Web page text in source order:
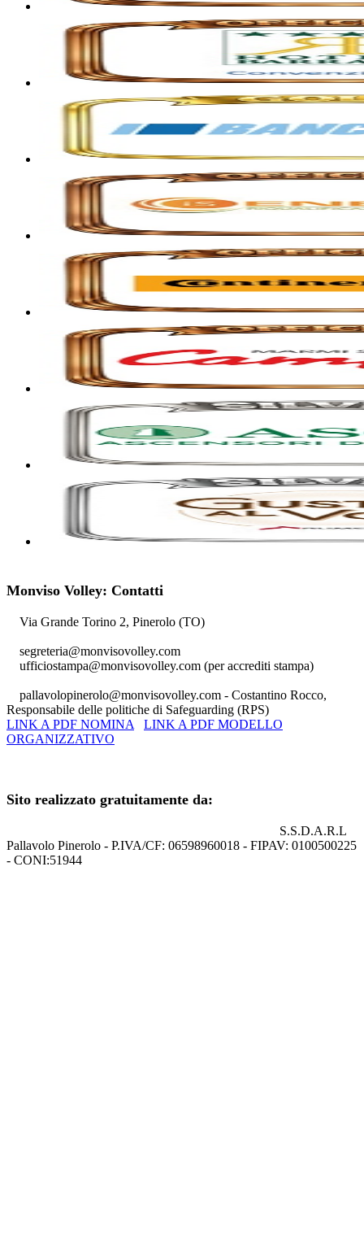
Monviso Volley: Contatti
Via Grande Torino 2, Pinerolo (TO)
segreteria@monvisovolley.com
ufficiostampa@monvisovolley.com (per accrediti stampa)
pallavolopinerolo@monvisovolley.com - Costantino Rocco,
Responsabile delle politiche di Safeguarding (RPS)
LINK A PDF NOMINA
LINK A PDF MODELLO
ORGANIZZATIVO
Sito realizzato gratuitamente da:
S.S.D.A.R.L
Pallavolo Pinerolo - P.IVA/CF: 06598960018 - FIPAV: 0100500225
- CONI:51944